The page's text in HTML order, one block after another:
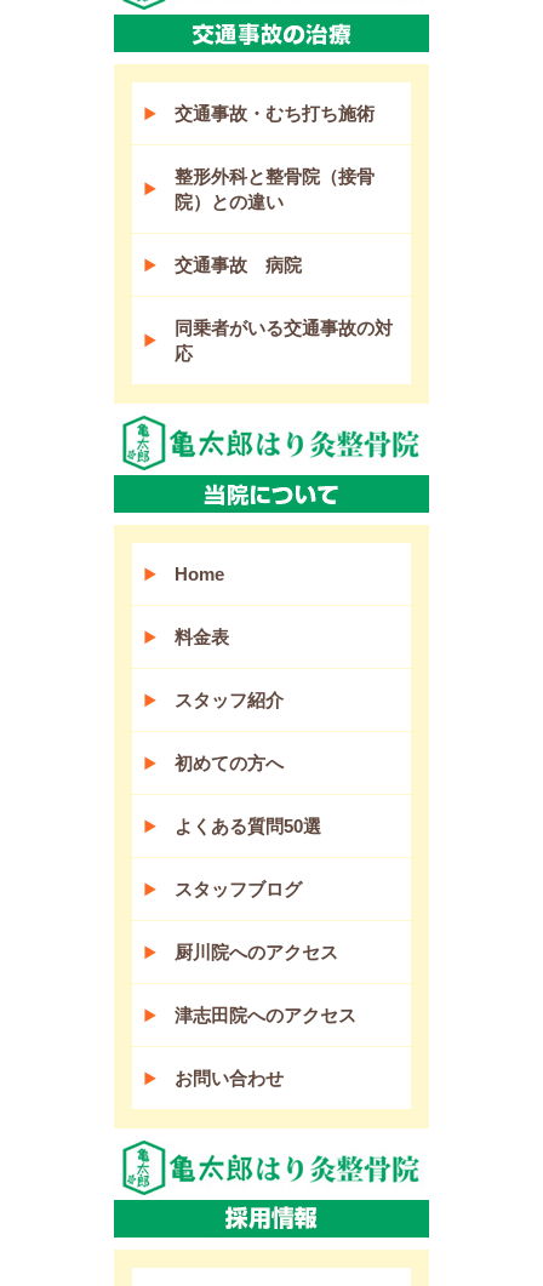
交通事故・むち打ち施術
整形外科と整骨院（接骨
院）との違い
交通事故 病院
同乗者がいる交通事故の対
応
Home
料金表
スタッフ紹介
初めての方へ
よくある質問50選
スタッフブログ
厨川院へのアクセス
津志田院へのアクセス
お問い合わせ